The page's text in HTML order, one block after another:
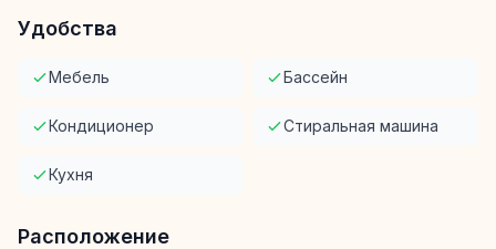
Удобства
Мебель Бассейн
Кондиционер Стиральная машина
Кухня
Расположение